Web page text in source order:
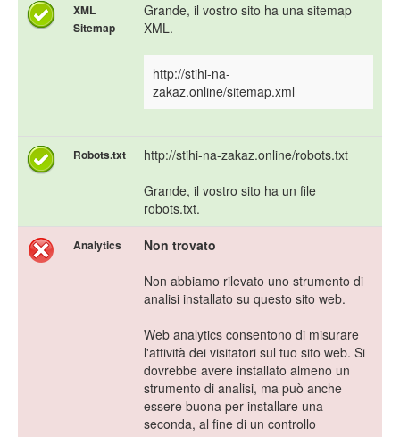
XML
Sitemap
Grande, il vostro sito ha una sitemap
XML.
http://stihi-na-
zakaz.online/sitemap.xml
Robots.txt
http://stihi-na-zakaz.online/robots.txt
Grande, il vostro sito ha un file
robots.txt.
Analytics
Non trovato
Non abbiamo rilevato uno strumento di
analisi installato su questo sito web.
Web analytics consentono di misurare
l'attività dei visitatori sul tuo sito web. Si
dovrebbe avere installato almeno un
strumento di analisi, ma può anche
essere buona per installare una
seconda, al fine di un controllo